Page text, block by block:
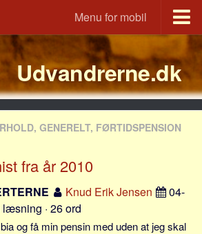
Menu for mobil
Udvandrerne.dk
GENERELT, FØRTIDSPENSION
fra år 2010
Knud Erik Jensen
04-
· 26 ord
og få min pensin med uden at jeg skal